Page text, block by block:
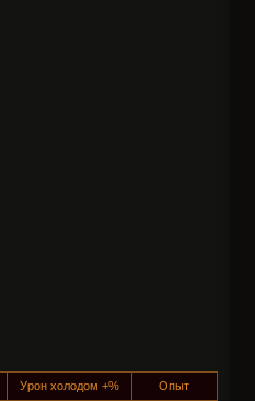
Урон холодом +%
Опыт